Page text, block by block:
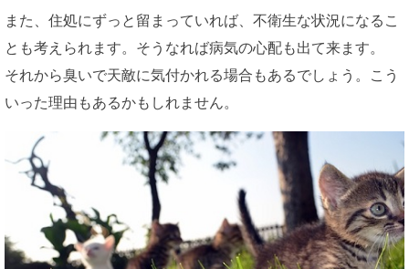
また、住処にずっと留まっていれば、不衛生な状況になるこ
とも考えられます。そうなれば病気の心配も出て来ます。
それから臭いで天敵に気付かれる場合もあるでしょう。こう
いった理由もあるかもしれません。